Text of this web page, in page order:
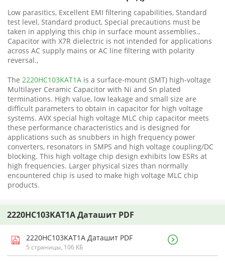
Low parasitics, Excellent EMI filtering capabilities, Standard
test level, Standard product, Special precautions must be
taken in applying this chip in surface mount assemblies.,
Capacitor with X7R dielectric is not intended for applications
across AC supply mains or AC line filtering with polarity
reversal.,
The 2220HC103KAT1A is a surface-mount (SMT) high-voltage
Multilayer Ceramic Capacitor with Ni and Sn plated
terminations. High value, low leakage and small size are
difficult parameters to obtain in capacitor for high voltage
systems. AVX special high voltage MLC chip capacitor meets
these performance characteristics and is designed for
applications such as snubbers in high frequency power
converters, resonators in SMPS and high voltage coupling/DC
blocking. This high voltage chip design exhibits low ESRs at
high frequencies. Larger physical sizes than normally
encountered chip is used to make high voltage MLC chip
products.
2220HC103KAT1A Даташит PDF
2220HC103KAT1A Даташит PDF
5 страницы, 106 КБ